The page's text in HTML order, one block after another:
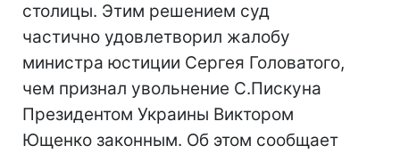
столицы. Этим решением суд
частично удовлетворил жалобу
министра юстиции Сергея Головатого,
чем признал увольнение С.Пискуна
Президентом Украины Виктором
Ющенко законным. Об этом сообщает